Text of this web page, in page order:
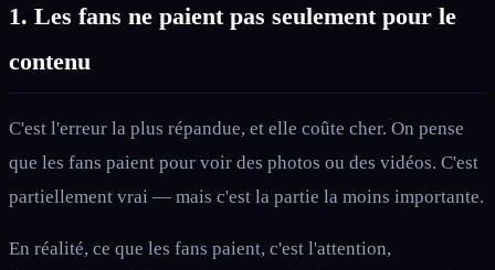
1. Les fans ne paient pas seulement pour le
contenu
C'est l'erreur la plus répandue, et elle coûte cher. On pense
que les fans paient pour voir des photos ou des vidéos. C'est
partiellement vrai — mais c'est la partie la moins importante.
En réalité, ce que les fans paient, c'est l'attention,